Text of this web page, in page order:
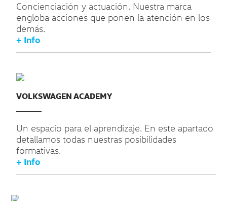
Concienciación y actuación. Nuestra marca
engloba acciones que ponen la atención en los
demás.
+ Info
VOLKSWAGEN ACADEMY
Un espacio para el aprendizaje. En este apartado
detallamos todas nuestras posibilidades
formativas.
+ Info